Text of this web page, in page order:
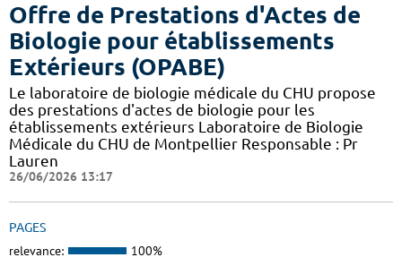
Offre de Prestations d'Actes de
Biologie pour établissements
Extérieurs (OPABE)
Le laboratoire de biologie médicale du CHU propose
des prestations d'actes de biologie pour les
établissements extérieurs Laboratoire de Biologie
Médicale du CHU de Montpellier Responsable : Pr
Lauren
26/06/2026 13:17
PAGES
relevance: 100%